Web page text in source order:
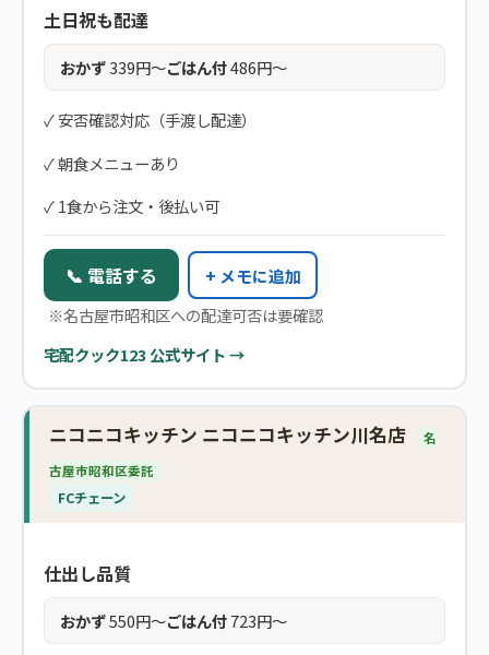
土日祝も配達
おかず339円〜ごはん付486円〜
✓ 安否確認対応（手渡し配達）
✓ 朝食メニューあり
✓ 1食から注文・後払い可
📞 電話する
+ メモに追加
※名古屋市昭和区への配達可否は要確認
宅配クック123 公式サイト →
ニコニコキッチン ニコニコキッチン川名店
名
古屋市昭和区委託
FCチェーン
仕出し品質
おかず550円〜ごはん付723円〜